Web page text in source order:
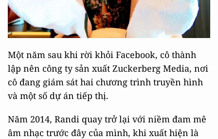
Một năm sau khi rời khỏi Facebook, cô thành
lập nên công ty sản xuất Zuckerberg Media, nơi
cô đang giám sát hai chương trình truyền hình
và một số dự án tiếp thị.
Năm 2014, Randi quay trở lại với niềm đam mê
âm nhạc trước đây của mình, khi xuất hiện là